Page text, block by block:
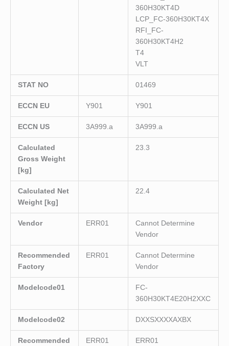
360H30KT4D
LCP_FC-360H30KT4X
RFI_FC-
360H30KT4H2
T4
VLT
STAT NO 01469
ECCN EU Y901 Y901
ECCN US 3A999.a 3A999.a
Calculated
Gross Weight
[kg]
23.3
Calculated Net
Weight [kg]
22.4
Vendor ERR01
Cannot Determine
Vendor
Recommended
Factory
ERR01
Cannot Determine
Vendor
Modelcode01
FC-
360H30KT4E20H2XXC
Modelcode02 DXXSXXXXAXBX
Recommended
ERR01 ERR01